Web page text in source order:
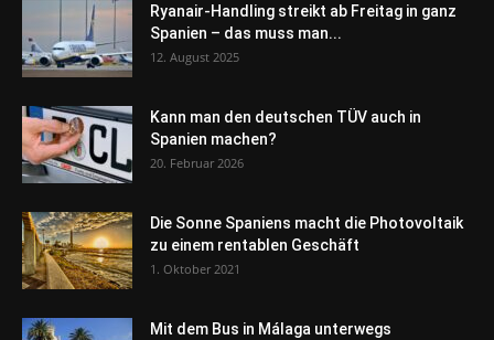
Ryanair-Handling streikt ab Freitag in ganz
Spanien – das muss man...
12. August 2025
Kann man den deutschen TÜV auch in
Spanien machen?
20. Februar 2026
Die Sonne Spaniens macht die Photovoltaik
zu einem rentablen Geschäft
1. Oktober 2021
Mit dem Bus in Málaga unterwegs